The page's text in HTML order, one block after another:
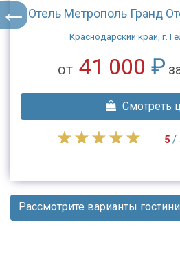
Отель Метрополь Гранд
Краснодарский край, г.
от 41 000 ₽
Смотреть
5/
Рассмотрите варианты